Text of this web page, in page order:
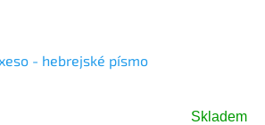
- hebrejské písmo
Skladem